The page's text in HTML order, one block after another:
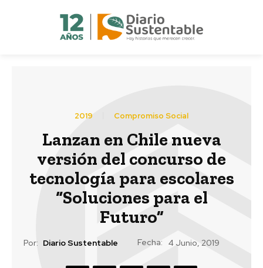
2019 Compromiso Social
Lanzan en Chile nueva
versión del concurso de
tecnología para escolares
“Soluciones para el
Futuro”
Por: Diario Sustentable Fecha: 4 Junio, 2019